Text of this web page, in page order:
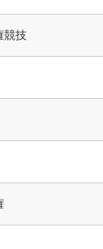
競技